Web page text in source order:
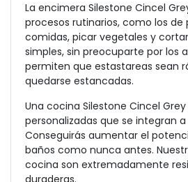
La encimera Silestone Cincel
procesos rutinarios, como los de
comidas, picar vegetales y
simples, sin preocuparte por los
permiten que estastareas sean
quedarse estancadas.
Una cocina Silestone Cincel
personalizadas que se integran
Conseguirás aumentar el
baños como nunca antes.
cocina son extremadamente
duraderas.